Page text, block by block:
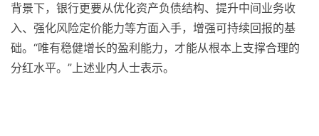
背景下，银行更要从优化资产负债结构、提升中间业务收
入、强化风险定价能力等方面入手，增强可持续回报的基
础。“唯有稳健增长的盈利能力，才能从根本上支撑合理的
分红水平。”上述业内人士表示。